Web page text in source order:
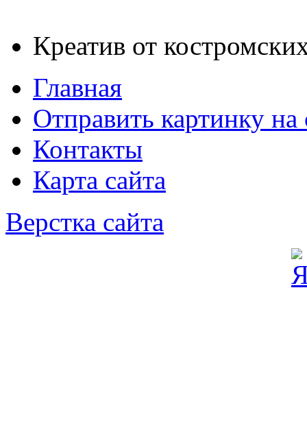
Креатив от
Главная
Отправить картинку на
Контакты
Карта сайта
Верстка сайта